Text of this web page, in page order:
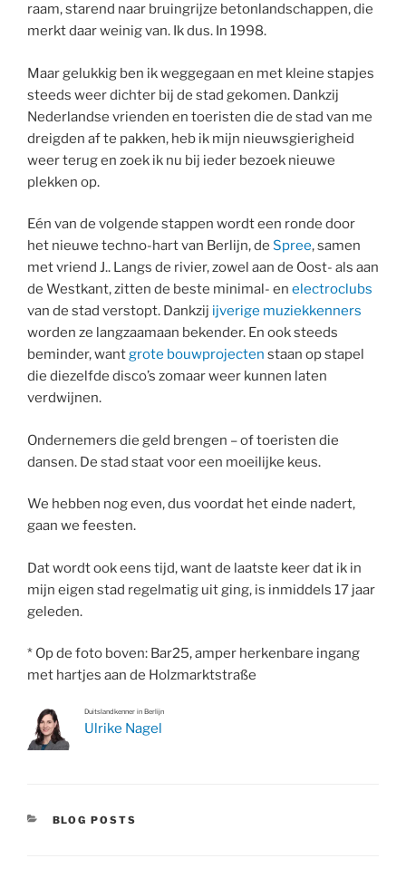
raam, starend naar bruingrijze betonlandschappen, die
merkt daar weinig van. Ik dus. In 1998.
Maar gelukkig ben ik weggegaan en met kleine stapjes
steeds weer dichter bij de stad gekomen. Dankzij
Nederlandse vrienden en toeristen die de stad van me
dreigden af te pakken, heb ik mijn nieuwsgierigheid
weer terug en zoek ik nu bij ieder bezoek nieuwe
plekken op.
Eén van de volgende stappen wordt een ronde door
het nieuwe techno-hart van Berlijn, de Spree, samen
met vriend J.. Langs de rivier, zowel aan de Oost- als aan
de Westkant, zitten de beste minimal- en electroclubs
van de stad verstopt. Dankzij ijverige muziekkenners
worden ze langzaamaan bekender. En ook steeds
beminder, wantgrote bouwprojecten staan op stapel
die diezelfde disco’s zomaar weer kunnen laten
verdwijnen.
Ondernemers die geld brengen – of toeristen die
dansen. De stad staat voor een moeilijke keus.
We hebben nog even, dus voordat het einde nadert,
gaan we feesten.
Dat wordt ook eens tijd, want de laatste keer dat ik in
mijn eigen stad regelmatig uit ging, is inmiddels 17 jaar
geleden.
* Op de foto boven: Bar25, amper herkenbare ingang
met hartjes aan de Holzmarktstraße
Duitslandkenner in Berlijn
Ulrike Nagel
CATEGORIEËN
BLOG POSTS